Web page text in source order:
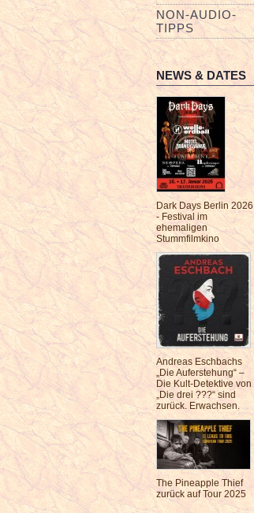
NON-AUDIO-
TIPPS
NEWS & DATES
Dark Days Berlin 2026
- Festival im
ehemaligen
Stummfilmkino
Andreas Eschbachs
„Die Auferstehung“ –
Die Kult-Detektive von
„Die drei ???“ sind
zurück. Erwachsen.
The Pineapple Thief
zurück auf Tour 2025